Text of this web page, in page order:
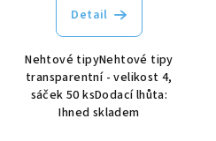
Detail
Nehtové tipyNehtové tipy
transparentní - velikost 4,
sáček 50 ksDodací lhůta:
Ihned skladem